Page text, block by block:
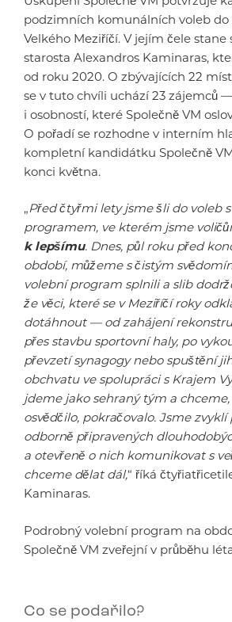
podzimních komunálních voleb do
Velkého Meziříčí. V jejím čele stane
starosta Alexandros Kaminaras,
od roku 2020. O zbývajících 22
se v tuto chvíli uchází 23 zájemců
i osobností, které Společně VM
O pořadí se rozhodne v interním
kompletní kandidátku Společně
konci května.
„Před čtyřmi lety jsme šli do voleb
programem, ve kterém jsme
k lepšímu. Dnes, půl roku před
období, můžeme s čistým
volební program splnili a slib
že věci, které se v Meziříčí roky
dotáhnout — od zahájení
přes stavbu sportovní haly, po
převzetí synagogy nebo spuštění
obchvatu ve spolupráci s Krajem
jdeme jako sehraný tým a chceme,
osvědčilo, pokračovalo. Jsme
odborně připravených
a otevřeně o nich komunikovat s
chceme dělat dál,“ říká
Kaminaras.
Podrobný volební program na
Společně VM zveřejní v průběhu
Co se podařilo?